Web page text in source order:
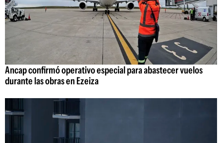
Ancap confirmó operativo especial para abastecer vuelos
durante las obras en Ezeiza